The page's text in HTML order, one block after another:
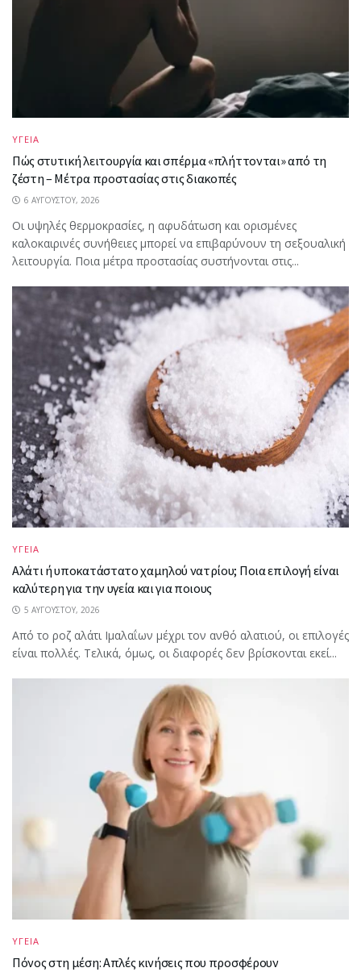
ΥΓΕΙΑ
Πώς στυτική λειτουργία και σπέρμα «πλήττονται» από τη
ζέστη – Μέτρα προστασίας στις διακοπές
6 ΑΥΓΟΎΣΤΟΥ, 2026
Οι υψηλές θερμοκρασίες, η αφυδάτωση και ορισμένες
καλοκαιρινές συνήθειες μπορεί να επιβαρύνουν τη σεξουαλική
λειτουργία. Ποια μέτρα προστασίας συστήνονται στις...
ΥΓΕΙΑ
Αλάτι ή υποκατάστατο χαμηλού νατρίου; Ποια επιλογή είναι
καλύτερη για την υγεία και για ποιους
5 ΑΥΓΟΎΣΤΟΥ, 2026
Από το ροζ αλάτι Ιμαλαΐων μέχρι τον ανθό αλατιού, οι επιλογές
είναι πολλές. Τελικά, όμως, οι διαφορές δεν βρίσκονται εκεί...
ΥΓΕΙΑ
Πόνος στη μέση: Απλές κινήσεις που προσφέρουν